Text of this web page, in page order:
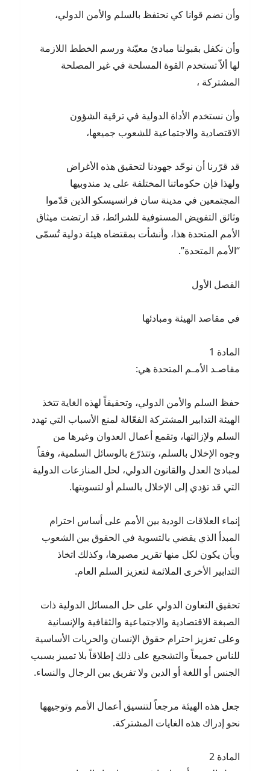
وأن نضم قوانا كي نحتفظ بالسلم والأمن الدولي،
وأن نكفل بقبولنا مبادئ معيّنة ورسم الخطط اللازمة
لها ألاّ تستخدم القوة المسلحة في غير المصلحة
المشتركة ،
وأن نستخدم الأداة الدولية في ترقية الشؤون
الاقتصادية والاجتماعية للشعوب جميعها،
قد قرّرنا أن نوحّد جهودنا لتحقيق هذه الأغراض
ولهذا فإن حكوماتنا المختلفة على يد مندوبيها
المجتمعين في مدينة سان فرانسيسكو الذين قدّموا
وثائق التفويض المستوفية للشرائط، قد ارتضت ميثاق
الأمم المتحدة هذا، وأنشأت بمقتضاه هيئة دولية تُسمّى
“الأمم المتحدة”.
الفصل الأول
في مقاصد الهيئة ومبادئها
المادة 1
مقاصـد الأمـم المتحدة هي:
حفظ السلم والأمن الدولي، وتحقيقاً لهذه الغاية تتخذ
الهيئة التدابير المشتركة الفعّالة لمنع الأسباب التي تهدد
السلم ولإزالتها، وتقمع أعمال العدوان وغيرها من
وجوه الإخلال بالسلم، وتتذرّع بالوسائل السلمية، وفقاً
لمبادئ العدل والقانون الدولي، لحل المنازعات الدولية
التي قد تؤدي إلى الإخلال بالسلم أو لتسويتها.
إنماء العلاقات الودية بين الأمم على أساس احترام
المبدأ الذي يقضي بالتسوية في الحقوق بين الشعوب
وبأن يكون لكل منها تقرير مصيرها، وكذلك اتخاذ
التدابير الأخرى الملائمة لتعزيز السلم العام.
تحقيق التعاون الدولي على حل المسائل الدولية ذات
الصبغة الاقتصادية والاجتماعية والثقافية والإنسانية
وعلى تعزيز احترام حقوق الإنسان والحريات الأساسية
للناس جميعاً والتشجيع على ذلك إطلاقاً بلا تمييز بسبب
الجنس أو اللغة أو الدين ولا تفريق بين الرجال والنساء.
جعل هذه الهيئة مرجعاً لتنسيق أعمال الأمم وتوجيهها
نحو إدراك هذه الغايات المشتركة.
المادة 2